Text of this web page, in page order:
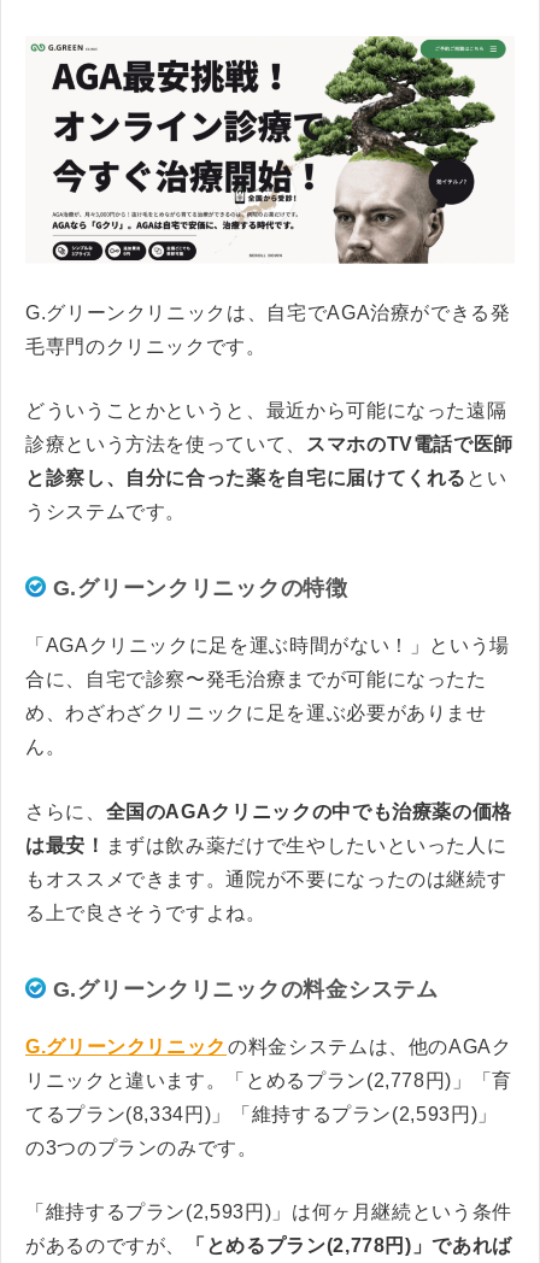
G.グリーンクリニックは、自宅でAGA治療ができる発
毛専門のクリニックです。
どういうことかというと、最近から可能になった遠隔
診療という方法を使っていて、
スマホのTV電話で医師
と診察し、自分に合った薬を自宅に届けてくれる とい
うシステムです。
G.グリーンクリニックの特徴
「AGAクリニックに足を運ぶ時間がない！」という場
合に、自宅で診察〜発毛治療までが可能になったた
め、わざわざクリニックに足を運ぶ必要がありませ
ん。
さらに、 全国のAGAクリニックの中でも治療薬の価格
は最安！ まずは飲み薬だけで生やしたいといった人に
もオススメできます。通院が不要になったのは継続す
る上で良さそうですよね。
G.グリーンクリニックの料金システム
G.グリーンクリニック の料金システムは、他のAGAク
リニックと違います。「とめるプラン(2,778円)」「育
てるプラン(8,334円)」「維持するプラン(2,593円)」
の3つのプランのみです。
「維持するプラン(2,593円)」は何ヶ月継続という条件
があるのですが、
「とめるプラン(2,778円)」であれば